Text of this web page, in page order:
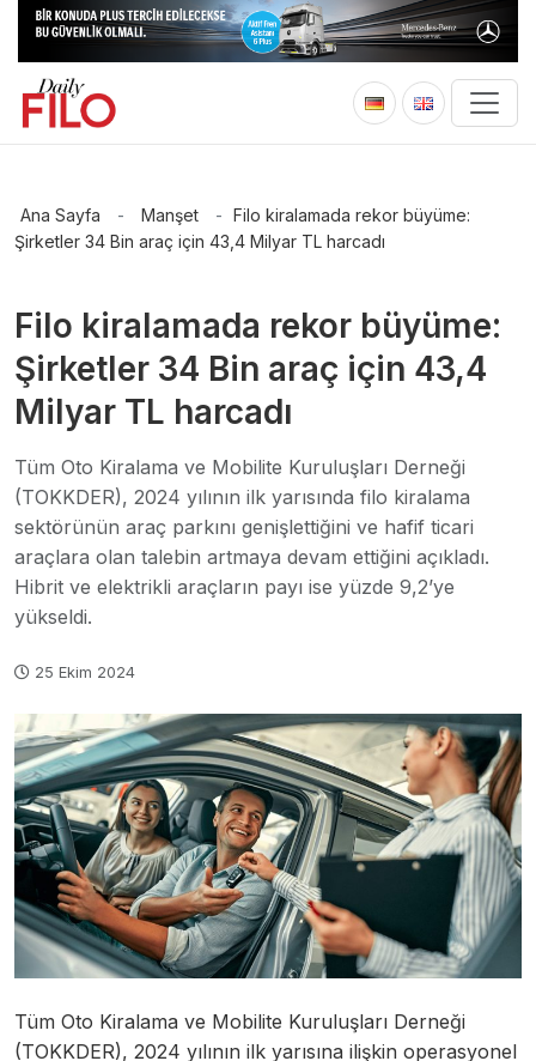
Ana Sayfa - Manşet - Filo kiralamada rekor büyüme:
Şirketler 34 Bin araç için 43,4 Milyar TL harcadı
Filo kiralamada rekor büyüme:
Şirketler 34 Bin araç için 43,4
Milyar TL harcadı
Tüm Oto Kiralama ve Mobilite Kuruluşları Derneği
(TOKKDER), 2024 yılının ilk yarısında filo kiralama
sektörünün araç parkını genişlettiğini ve hafif ticari
araçlara olan talebin artmaya devam ettiğini açıkladı.
Hibrit ve elektrikli araçların payı ise yüzde 9,2’ye
yükseldi.
25 Ekim 2024
Tüm Oto Kiralama ve Mobilite Kuruluşları Derneği
(TOKKDER), 2024 yılının ilk yarısına ilişkin operasyonel